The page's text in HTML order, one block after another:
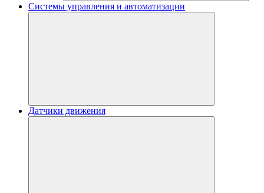
Системы управления и автоматизации
Датчики движения